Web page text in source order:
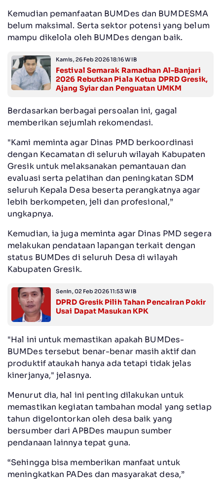
Kemudian pemanfaatan BUMDes dan BUMDESMA
belum maksimal. Serta sektor potensi yang belum
mampu dikelola oleh BUMDes dengan baik.
Kamis, 26 Feb 2026 18:16 WIB
Festival Semarak Ramadhan Al-Banjari
2026 Rebutkan Piala Ketua DPRD Gresik,
Ajang Syiar dan Penguatan UMKM
Berdasarkan berbagai persoalan ini, gagal
memberikan sejumlah rekomendasi.
"Kami meminta agar Dinas PMD berkoordinasi
dengan Kecamatan di seluruh wilayah Kabupaten
Gresik untuk melaksanakan pemantauan dan
evaluasi serta pelatihan dan peningkatan SDM
seluruh Kepala Desa beserta perangkatnya agar
lebih berkompeten, jeli dan profesional,”
ungkapnya.
Kemudian, ia juga meminta agar Dinas PMD segera
melakukan pendataan lapangan terkait dengan
status BUMDes di seluruh Desa di wilayah
Kabupaten Gresik.
Senin, 02 Feb 2026 11:53 WIB
DPRD Gresik Pilih Tahan Pencairan Pokir
Usai Dapat Masukan KPK
"Hal ini untuk memastikan apakah BUMDes-
BUMDes tersebut benar-benar masih aktif dan
produktif ataukah hanya ada tetapi tidak jelas
kinerjanya," jelasnya.
Menurut dia, hal ini penting dilakukan untuk
memastikan kegiatan tambahan modal yang setiap
tahun digelontorkan oleh desa baik yang
bersumber dari APBDes maupun sumber
pendanaan lainnya tepat guna.
“Sehingga bisa memberikan manfaat untuk
meningkatkan PADes dan masyarakat desa,”